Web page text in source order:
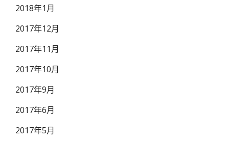
2018年1月
2017年12月
2017年11月
2017年10月
2017年9月
2017年6月
2017年5月